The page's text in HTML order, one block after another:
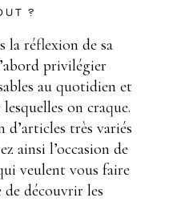
?
la réflexion de sa
privilégier
au quotidien et
on craque.
d’articles très variés
ainsi l’occasion de
veulent vous faire
découvrir les